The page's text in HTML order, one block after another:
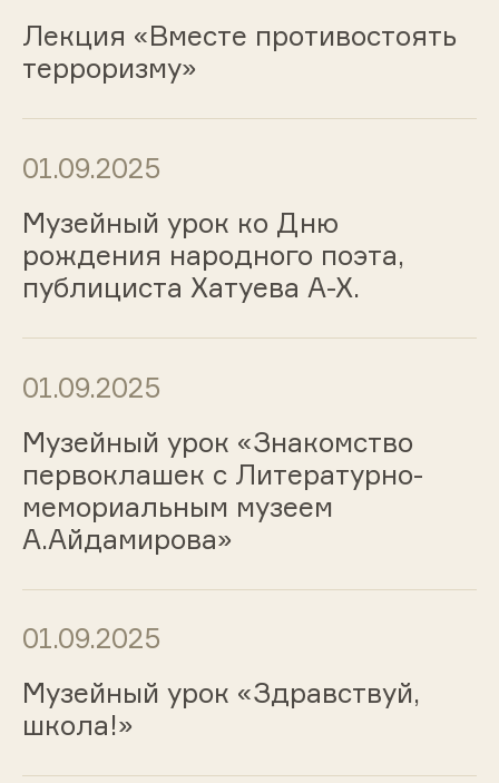
Лекция «Вместе противостоять
терроризму»
01.09.2025
Музейный урок ко Дню
рождения народного поэта,
публициста Хатуева А-Х.
01.09.2025
Музейный урок «Знакомство
первоклашек с Литературно-
мемориальным музеем
А.Айдамирова»
01.09.2025
Музейный урок «Здравствуй,
школа!»